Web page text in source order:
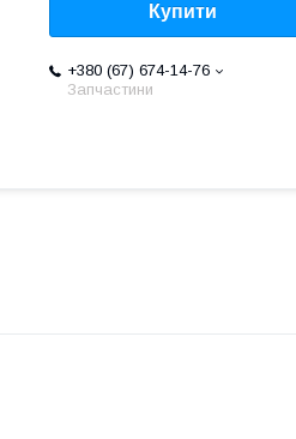
Купити
+380 (67) 674-14-76
Запчастини